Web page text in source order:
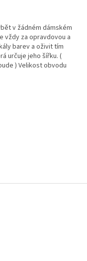
v žádném dámském
vždy za opravdovou a
barev a oživit tím
určuje jeho šířku. (
) Velikost obvodu